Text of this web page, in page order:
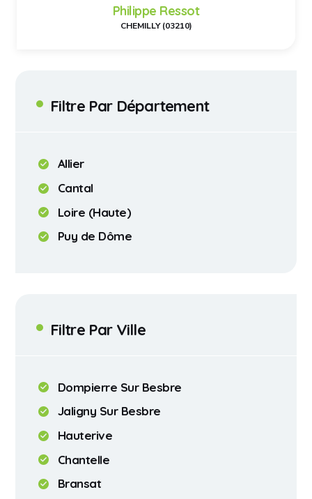
Filtre Par Département
Allier
Cantal
Loire (Haute)
Puy de Dôme
Filtre Par Ville
Dompierre Sur Besbre
Jaligny Sur Besbre
Hauterive
Chantelle
Bransat
Philippe Ressot
CHEMILLY (03210)